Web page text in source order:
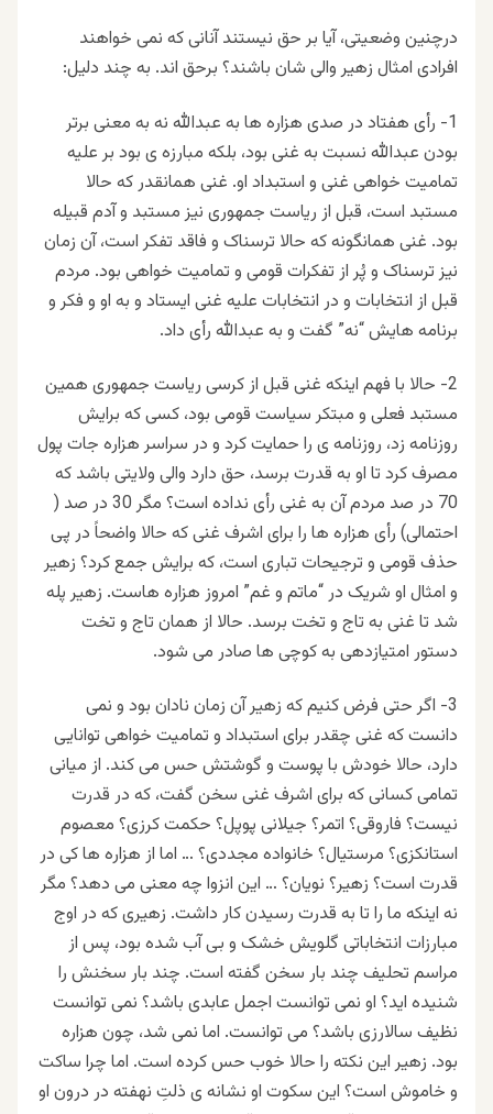
درچنین وضعیتی، آیا بر حق نیستند آنانی که نمی خواهند
افرادی امثال زهیر والی شان باشند؟ برحق اند. به چند دلیل:
1- رأی هفتاد در صدی هزاره ها به عبدالله نه به معنی برتر
بودن عبدالله نسبت به غنی بود، بلکه مبارزه ی بود بر علیه
تمامیت خواهی غنی و استبداد او. غنی همانقدر که حالا
مستبد است، قبل از ریاست جمهوری نیز مستبد و آدم قبیله
بود. غنی همانگونه که حالا ترسناک و فاقد تفکر است، آن زمان
نیز ترسناک و پُر از تفکرات قومی و تمامیت خواهی بود. مردم
قبل از انتخابات و در انتخابات علیه غنی ایستاد و به او و فکر و
برنامه هایش “نه” گفت و به عبدالله رأی داد.
2- حالا با فهم اینکه غنی قبل از کرسی ریاست جمهوری همین
مستبد فعلی و مبتکر سیاست قومی بود، کسی که برایش
روزنامه زد، روزنامه ی را حمایت کرد و در سراسر هزاره جات پول
مصرف کرد تا او به قدرت برسد، حق دارد والی ولایتی باشد که
70 در صد مردم آن به غنی رأی نداده است؟ مگر 30 در صد (
احتمالی) رأی هزاره ها را برای اشرف غنی که حالا واضحاً در پی
حذف قومی و ترجیحات تباری است، که برایش جمع کرد؟ زهیر
و امثال او شریک در “ماتم و غم” امروز هزاره هاست. زهیر پله
شد تا غنی به تاج و تخت برسد. حالا از همان تاج و تخت
دستور امتیازدهی به کوچی ها صادر می شود.
3- اگر حتی فرض کنیم که زهیر آن زمان نادان بود و نمی
دانست که غنی چقدر برای استبداد و تمامیت خواهی توانایی
دارد، حالا خودش با پوست و گوشتش حس می کند. از میانی
تمامی کسانی که برای اشرف غنی سخن گفت، که در قدرت
نیست؟ فاروقی؟ اتمر؟ جیلانی پوپل؟ حکمت کرزی؟ معصوم
استانکزی؟ مرستیال؟ خانواده مجددی؟ … اما از هزاره ها کی در
قدرت است؟ زهیر؟ نویان؟ … این انزوا چه معنی می دهد؟ مگر
نه اینکه ما را تا به قدرت رسیدن کار داشت. زهیری که در اوج
مبارزات انتخاباتی گلویش خشک و بی آب شده بود، پس از
مراسم تحلیف چند بار سخن گفته است. چند بار سخنش را
شنیده اید؟ او نمی توانست اجمل عابدی باشد؟ نمی توانست
نظیف سالارزی باشد؟ می توانست. اما نمی شد، چون هزاره
بود. زهیر این نکته را حالا خوب حس کرده است. اما چرا ساکت
و خاموش است؟ این سکوت او نشانه ی ذلتِ نهفته در درون او